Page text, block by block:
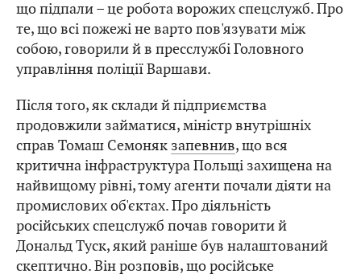
що підпали – це робота ворожих спецслужб. Про
те, що всі пожежі не варто пов'язувати між
собою, говорили й в пресслужбі Головного
управління поліції Варшави.
Після того, як склади й підприємства
продовжили займатися, міністр внутрішніх
справ Томаш Семоняк запевнив, що вся
критична інфраструктура Польщі захищена на
найвищому рівні, тому агенти почали діяти на
промислових об'єктах. Про діяльність
російських спецслужб почав говорити й
Дональд Туск, який раніше був налаштований
скептично. Він розповів, що російське